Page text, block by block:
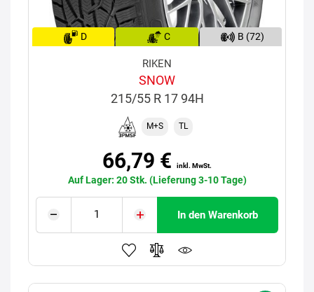
D C B (72)
RIKEN
SNOW
215/55 R 17 94H
M+S TL
66,79 € inkl. MwSt.
Auf Lager: 20 Stk. (Lieferung 3-10 Tage)
In den Warenkorb